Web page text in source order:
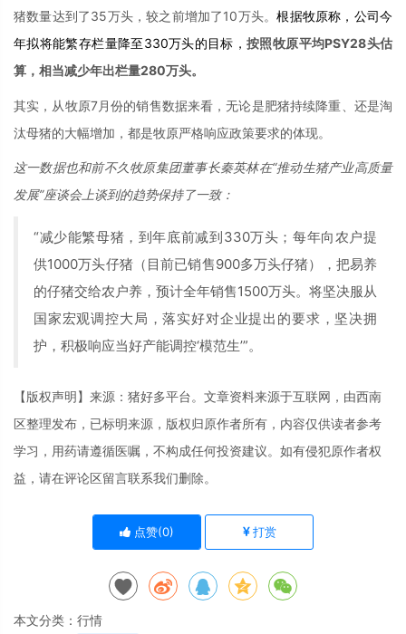
猪数量达到了35万头，较之前增加了10万头。根据牧原称，公司今
年拟将能繁存栏量降至330万头的目标，按照牧原平均PSY28头估
算，相当减少年出栏量280万头。
其实，从牧原7月份的销售数据来看，无论是肥猪持续降重、还是淘
汰母猪的大幅增加，都是牧原严格响应政策要求的体现。
这一数据也和前不久牧原集团董事长秦英林在“推动生猪产业高质量
发展”座谈会上谈到的趋势保持了一致：
“减少能繁母猪，到年底前减到330万头；每年向农户提
供1000万头仔猪（目前已销售900多万头仔猪），把易养
的仔猪交给农户养，预计全年销售1500万头。将坚决服从
国家宏观调控大局，落实好对企业提出的要求，坚决拥
护，积极响应当好产能调控‘模范生’”。
【版权声明】来源：猪好多平台。文章资料来源于互联网，由西南
区整理发布，已标明来源，版权归原作者所有，内容仅供读者参考
学习，用药请遵循医嘱，不构成任何投资建议。如有侵犯原作者权
益，请在评论区留言联系我们删除。
点赞(0) 打赏
本文分类： 行情